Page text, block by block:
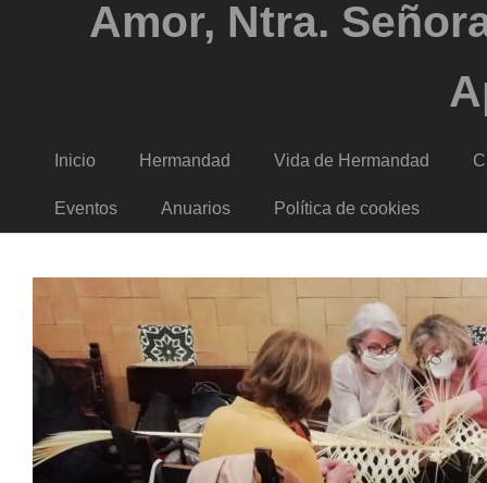
Amor, Ntra.
Inicio Hermandad Vida de Hermandad
Eventos Anuarios Política de cookies